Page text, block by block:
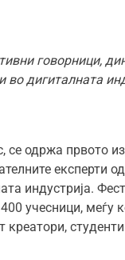
говорници,
дигиталната
се одржа првото
индустрија.
учесници,